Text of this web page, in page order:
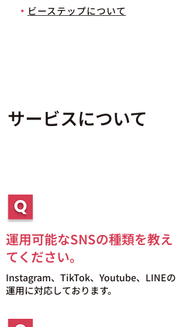
・ ビーステップについて
サービスについて
運用可能なSNSの種類を教え
てください。
Instagram、TikTok、Youtube、LINEの
運用に対応しております。